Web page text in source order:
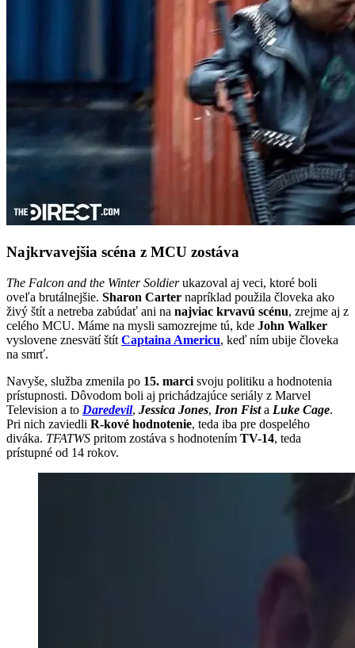
Najkrvavejšia scéna z MCU zostáva
The Falcon and the Winter Soldierukazoval aj veci, ktoré boli
oveľa brutálnejšie. Sharon Carter napríklad použila človeka ako
živý štít a netreba zabúdať ani na najviac krvavú scénu, zrejme aj z
celého MCU. Máme na mysli samozrejme tú, kde John Walker
vyslovene znesvätí štít Captaina Americu, keď ním ubije človeka
na smrť.
Navyše, služba zmenila po 15. marci svoju politiku a hodnotenia
prístupnosti. Dôvodom boli aj prichádzajúce seriály z Marvel
Television a to Daredevil, Jessica Jones, Iron Fista Luke Cage.
Pri nich zaviedli R-kové hodnotenie, teda iba pre dospelého
diváka. TFATWS pritom zostáva s hodnotením TV-14, teda
prístupné od 14 rokov.